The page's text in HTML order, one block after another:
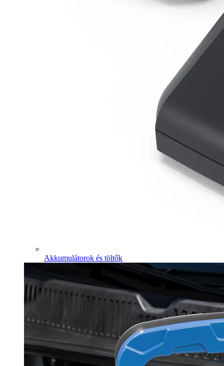
Akkumulátorok és töltők